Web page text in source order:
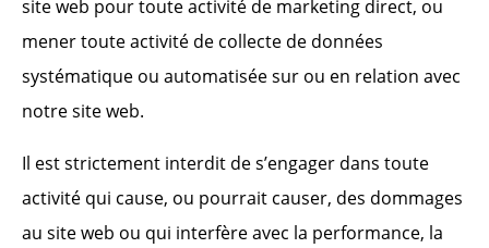
site web pour toute activité de marketing direct, ou
mener toute activité de collecte de données
systématique ou automatisée sur ou en relation avec
notre site web.
Il est strictement interdit de s’engager dans toute
activité qui cause, ou pourrait causer, des dommages
au site web ou qui interfère avec la performance, la